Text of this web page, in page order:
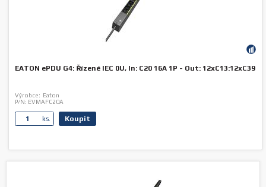
EATON ePDU G4: Řízené IEC 0U, In: C20 16A 1P - Out: 12xC13:12xC39
Výrobce: Eaton
P/N: EVMAFC20A
ks. Koupit